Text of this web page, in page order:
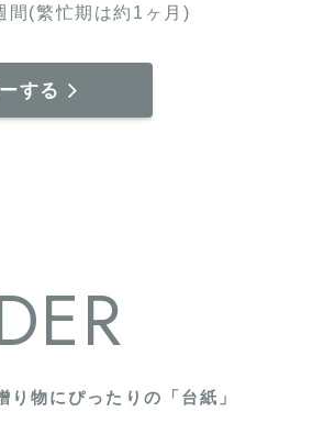
間(繁忙期は約1ヶ月)
する
り物にぴったりの「台紙」